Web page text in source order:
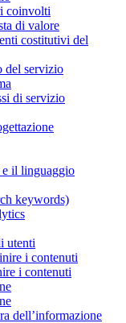
coinvolti
di valore
costitutivi del
del servizio
di servizio
e il linguaggio
keywords)
utenti
i contenuti
i contenuti
dell’informazione